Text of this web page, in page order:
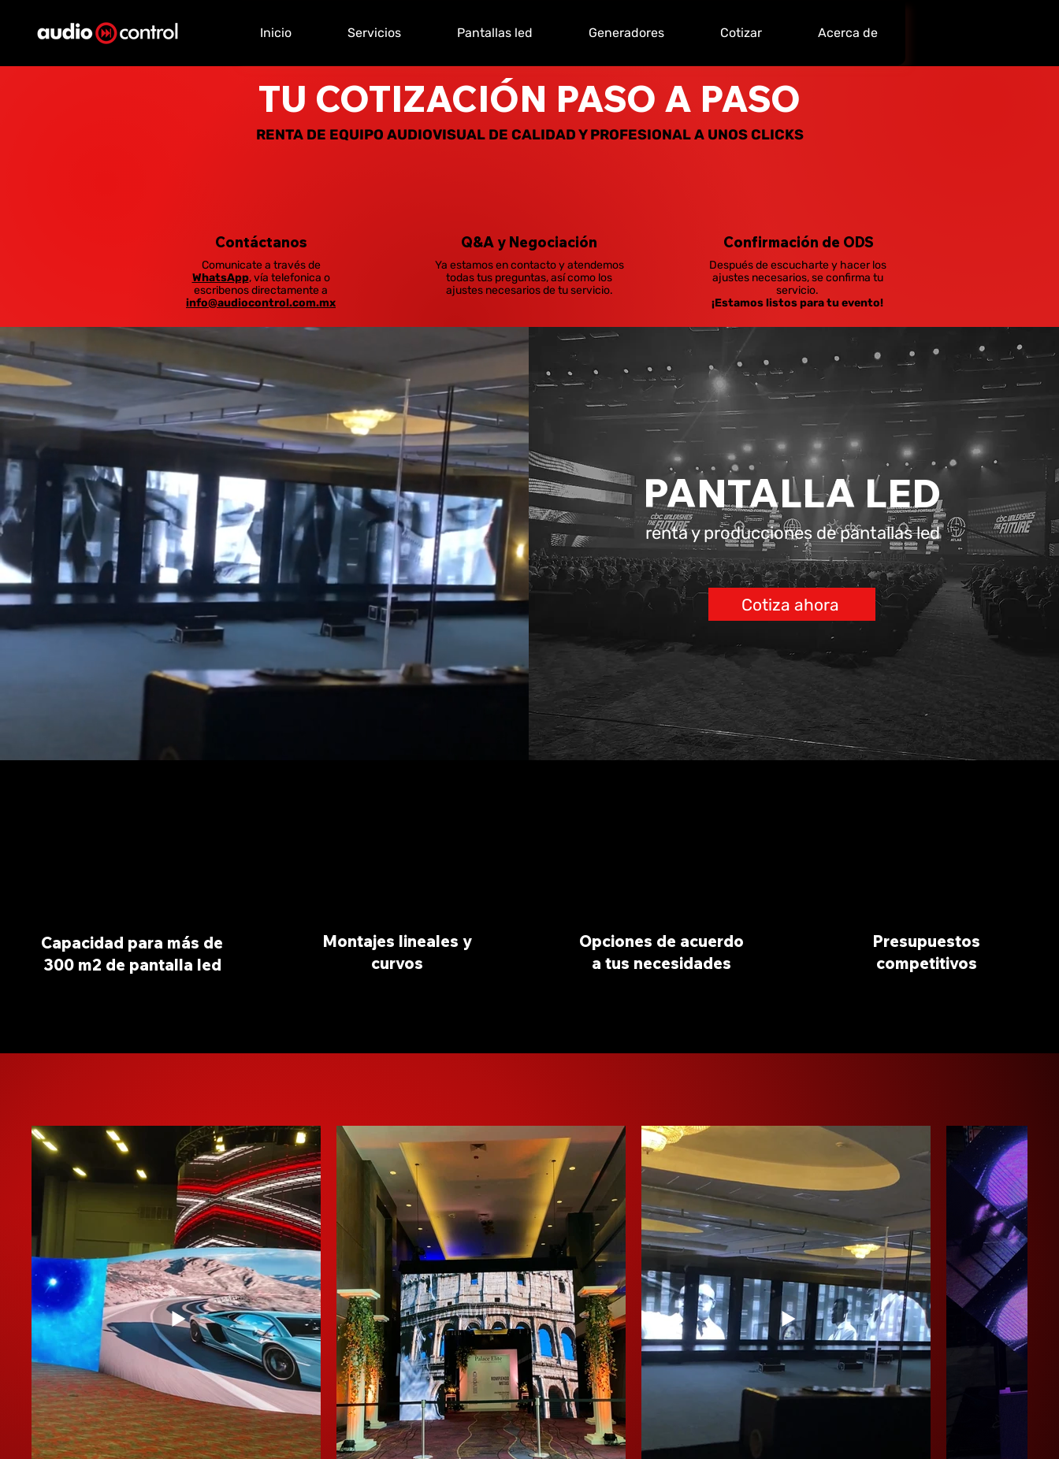
Inicio Servicios Pantallas led Generadores Cotizar Acerca de
TU COTIZACIÓN PASO A PASO
RENTA DE EQUIPO AUDIOVISUAL DE CALIDAD Y PROFESIONAL A UNOS CLICKS
Contáctanos
Comunicate a través de
WhatsApp, vía telefonica o
escribenos directamente a
info@audiocontrol.com.mx
Q&A y Negociación
Ya estamos en contacto y atendemos
todas tus preguntas, así como los
ajustes necesarios de tu servicio.
Confirmación de ODS
Después de escucharte y hacer los
ajustes necesarios, se confirma tu
servicio.
¡Estamos listos para tu evento!
PANTALLA LED
renta y producciones de pantallas led
Cotiza ahora
Capacidad para más de
300 m2 de pantalla led
Montajes lineales y
curvos
Opciones de acuerdo
a tus necesidades
Presupuestos
competitivos